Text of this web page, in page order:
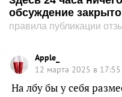
обсуждение закрыто
правила публикации
Apple_
12 марта 2025 в 17:55
На лбу бы у себя